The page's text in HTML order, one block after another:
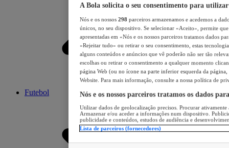
Futebol
A Bola solicita o seu consentimento para utilizar
Nós e os nossos 298 parceiros armazenamos e acedemos a
únicos, no seu dispositivo. Se selecionar «Aceito», permite
apresentadas em «Nós e os nossos parceiros tratamos dados
«Rejeitar tudo» ou retirar o seu consentimento, estas
alguns conteúdos e anúncios que vê poderão não ser tão
escolhas ou retirar o consentimento a qualquer momento
página Web (ou no ícone na parte inferior esquerda da página,
Website. Para mais informação, consulte a nossa política de
Nós e os nossos parceiros tratamos os dados
Utilizar dados de geolocalização precisos. Procurar
Armazenar e/ou aceder a informações num dispositivo.
publicidade e conteúdos, estudos de audiência e
Lista de parceiros (fornecedores)